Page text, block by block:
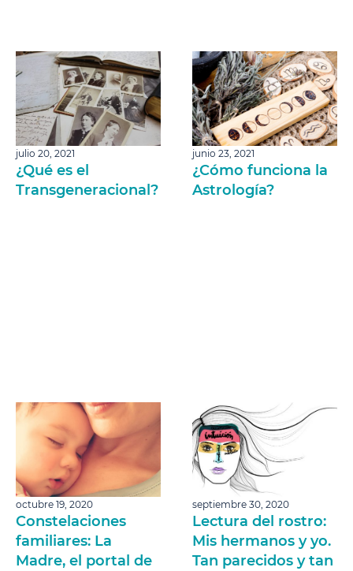
julio 20, 2021
¿Qué es el
Transgeneracional?
junio 23, 2021
¿Cómo funciona la
Astrología?
octubre 19, 2020
Constelaciones
familiares: La
Madre, el portal de
septiembre 30, 2020
Lectura del rostro:
Mis hermanos y yo.
Tan parecidos y tan